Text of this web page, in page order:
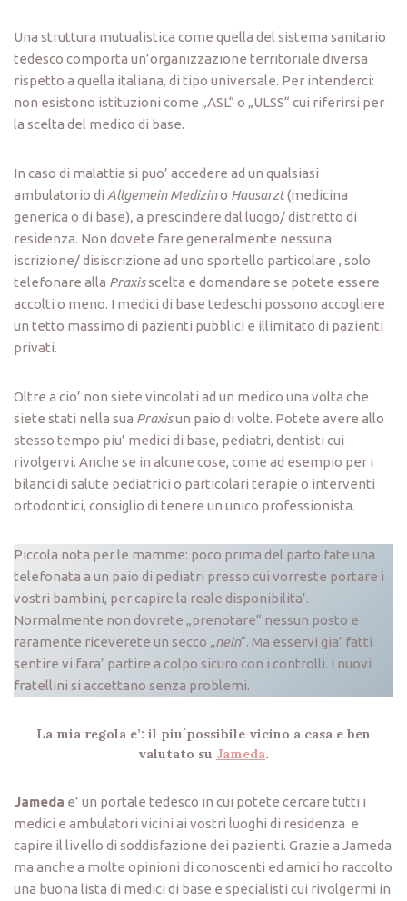
Una struttura mutualistica come quella del sistema sanitario
tedesco comporta un’organizzazione territoriale diversa
rispetto a quella italiana, di tipo universale. Per intenderci:
non esistono istituzioni come „ASL“ o „ULSS“ cui riferirsi per
la scelta del medico di base.
In caso di malattia si puo’ accedere ad un qualsiasi
ambulatorio di Allgemein Medizino Hausarzt(medicina
generica o di base), a prescindere dal luogo/ distretto di
residenza. Non dovete fare generalmente nessuna
iscrizione/ disiscrizione ad uno sportello particolare , solo
telefonare alla Praxisscelta e domandare se potete essere
accolti o meno. I medici di base tedeschi possono accogliere
un tetto massimo di pazienti pubblici e illimitato di pazienti
privati.
Oltre a cio’ non siete vincolati ad un medico una volta che
siete stati nella sua Praxisun paio di volte. Potete avere allo
stesso tempo piu’ medici di base, pediatri, dentisti cui
rivolgervi. Anche se in alcune cose, come ad esempio per i
bilanci di salute pediatrici o particolari terapie o interventi
ortodontici, consiglio di tenere un unico professionista.
Piccola nota per le mamme: poco prima del parto fate una
telefonata a un paio di pediatri presso cui vorreste portare i
vostri bambini, per capire la reale disponibilita’.
Normalmente non dovrete „prenotare“ nessun posto e
raramente riceverete un secco „nein“. Ma esservi gia’ fatti
sentire vi fara’ partire a colpo sicuro con i controlli. I nuovi
fratellini si accettano senza problemi.
La mia regola e’: il piu´possibile vicino a casa e ben
valutato su Jameda.
Jameda e’ un portale tedesco in cui potete cercare tutti i
medici e ambulatori vicini ai vostri luoghi di residenza e
capire il livello di soddisfazione dei pazienti. Grazie a Jameda
ma anche a molte opinioni di conoscenti ed amici ho raccolto
una buona lista di medici di base e specialisti cui rivolgermi in